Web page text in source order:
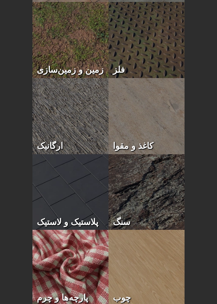
زمین و زمین‌سازی فلز
ارگانیک کاغذ و مقوا
پلاستیک و لاستیک سنگ
پارچه‌ها و چرم چوب